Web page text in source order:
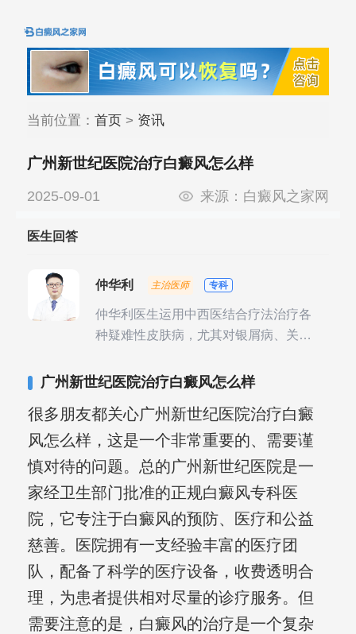
当前位置： 首页> 资讯
广州新世纪医院治疗白癜风怎么样
2025-09-01 来源： 白癜风之家网
医生回答
仲华利 主治医师 专科
仲华利医生运用中西医结合疗法治疗各
种疑难性皮肤病，尤其对银屑病、关节
广州新世纪医院治疗白癜风怎么样
很多朋友都关心广州新世纪医院治疗白癜
风怎么样，这是一个非常重要的、需要谨
慎对待的问题。总的广州新世纪医院是一
家经卫生部门批准的正规白癜风专科医
院，它专注于白癜风的预防、医疗和公益
慈善。医院拥有一支经验丰富的医疗团
队，配备了科学的医疗设备，收费透明合
理，为患者提供相对尽量的诊疗服务。但
需要注意的是，白癜风的治疗是一个复杂